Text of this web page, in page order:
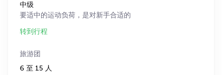
中级
要适中的运动负荷，是对新手合适的
转到行程
旅游团
6 至 15 人